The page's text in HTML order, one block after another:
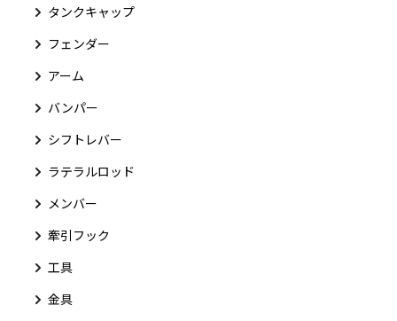
タンクキャップ
フェンダー
アーム
バンパー
シフトレバー
ラテラルロッド
メンバー
牽引フック
工具
金具